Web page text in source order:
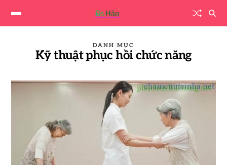
DANH MỤC
Kỹ thuật phục hồi chức năng